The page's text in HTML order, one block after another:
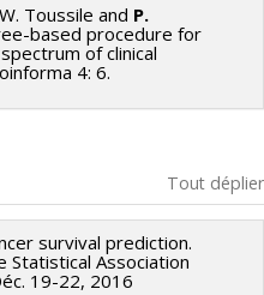
Toussile and P.
based procedure for
of clinical
4: 6.
Tout déplier
survival prediction.
Statistical Association
19-22, 2016